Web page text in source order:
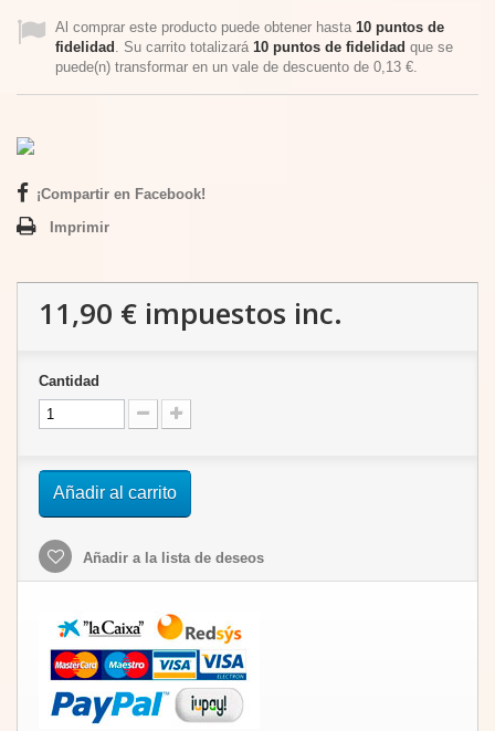
Al comprar este producto puede obtener hasta 10 puntos de
fidelidad . Su carrito totalizará 10 puntos de fidelidad que se
puede(n) transformar en un vale de descuento de 0,13 €.
¡Compartir en Facebook!
Imprimir
11,90 € impuestos inc.
Cantidad
Añadir al carrito
Añadir a la lista de deseos